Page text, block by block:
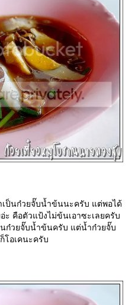
ป็นก๋วยจั๊บน้ำข้นนะครับ แต่พอได้
ะ คือตัวแป้งไม่ข้นเอาซะเลยครับ
ก๋วยจั๊บน้ำข้นครับ แต่น้ำก๋วยจั๊บ
โอเคนะครับ